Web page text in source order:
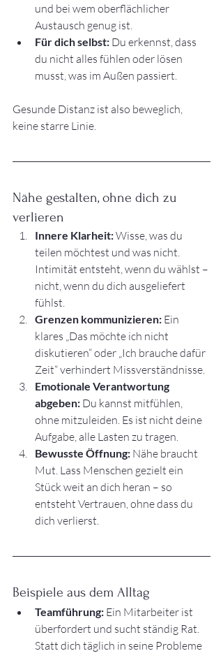
und bei wem oberflächlicher
Austausch genug ist.
Für dich selbst: Du erkennst, dass
du nicht alles fühlen oder lösen
musst, was im Außen passiert.
Gesunde Distanz ist also beweglich,
keine starre Linie.
Nähe gestalten, ohne dich zu
verlieren
Innere Klarheit: Wisse, was du
teilen möchtest und was nicht.
Intimität entsteht, wenn du wählst –
nicht, wenn du dich ausgeliefert
fühlst.
Grenzen kommunizieren: Ein
klares „Das möchte ich nicht
diskutieren“ oder „Ich brauche dafür
Zeit“ verhindert Missverständnisse.
Emotionale Verantwortung
abgeben: Du kannst mitfühlen,
ohne mitzuleiden. Es ist nicht deine
Aufgabe, alle Lasten zu tragen.
Bewusste Öffnung: Nähe braucht
Mut. Lass Menschen gezielt ein
Stück weit an dich heran – so
entsteht Vertrauen, ohne dass du
dich verlierst.
Beispiele aus dem Alltag
Teamführung: Ein Mitarbeiter ist
überfordert und sucht ständig Rat.
Statt dich täglich in seine Probleme